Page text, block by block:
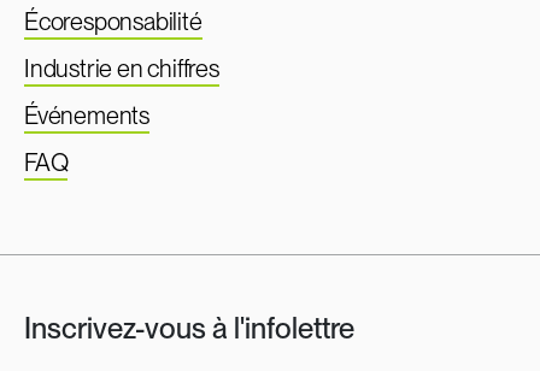
Écoresponsabilité
Industrie en chiffres
Événements
FAQ
Inscrivez-vous à l'infolettre